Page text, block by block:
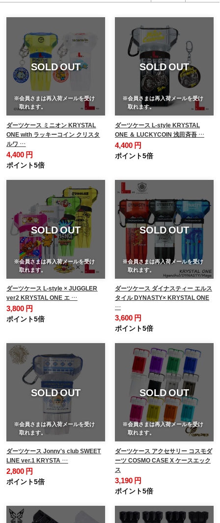
SOLD OUT
※会員さまは再入荷メールを受け
取れます。
ダーツケース ミニオン KRYSTAL
ONE with ラッキーコイン クリスタ
ルワ …
4,400 円
ポイント5倍
SOLD OUT
※会員さまは再入荷メールを受け
取れます。
ダーツケース L-style KRYSTAL
ONE ＆ LUCKYCOIN 浅田斉吾 …
4,400 円
ポイント5倍
SOLD OUT
※会員さまは再入荷メールを受け
取れます。
ダーツケース L-style × JUGGLER
ver2 KRYSTAL ONE エ …
3,800 円
ポイント5倍
SOLD OUT
※会員さまは再入荷メールを受け
取れます。
ダーツケース ダイナスティー エルス
タイル DYNASTY× KRYSTAL ONE
…
3,600 円
ポイント5倍
SOLD OUT
※会員さまは再入荷メールを受け
取れます。
ダーツケース Jonny's club SWEET
LINE ver.1 KRYSTA …
2,800 円
ポイント5倍
SOLD OUT
※会員さまは再入荷メールを受け
取れます。
ダーツケース アクセサリー コスモダ
ーツ COSMO CASE X ケースエック
ス
3,190 円
ポイント5倍